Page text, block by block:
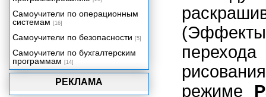
режиме
РЕКЛАМА
Самоучители по операционным
системам [16]
Самоучители по безопасности [5]
Самоучители по бухгалтерским
программам [14]